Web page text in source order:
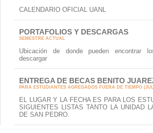
CALENDARIO OFICIAL UANL
PORTAFOLIOS Y DESCARGAS
SEMESTRE ACTUAL
Ubicación de donde pueden encontrar
descargar
ENTREGA DE BECAS BENITO
PARA ESTUDIANTES AGREGADOS FUERA DE TIEMPO
EL LUGAR Y LA FECHA ES PARA LOS
SIGUIENTES LISTAS TANTO LA UNIDAD
DE SAN PEDRO.